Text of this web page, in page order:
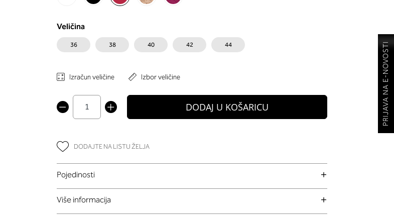
Veličina
36 38 40 42 44
Izračun veličine Izbor veličine
DODAJ U KOŠARICU
DODAJTE NA LISTU ŽELJA
Pojedinosti
Više informacija
PRIJAVA NA E-NOVOSTI